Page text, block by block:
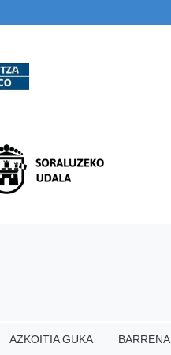
AZKOITIA GUKA
BARRENA